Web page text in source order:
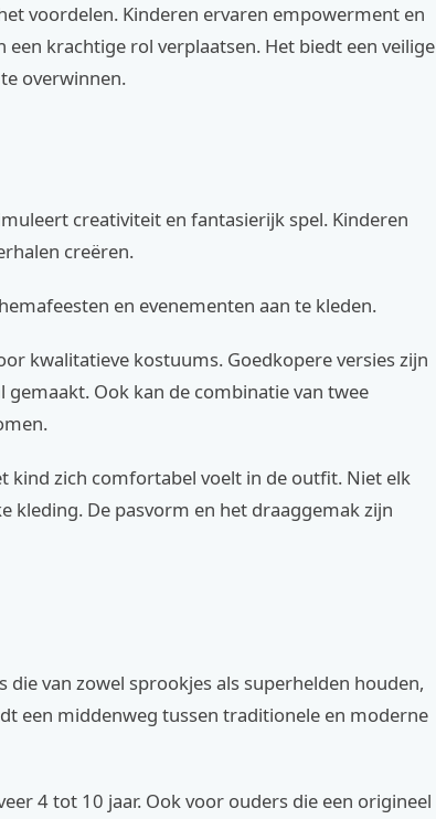
voordelen. Kinderen ervaren empowerment en
krachtige rol verplaatsen. Het biedt een veilige
overwinnen.
creativiteit en fantasierijk spel. Kinderen
creëren.
en evenementen aan te kleden.
kwalitatieve kostuums. Goedkopere versies zijn
Ook kan de combinatie van twee
kind zich comfortabel voelt in de outfit. Niet elk
kleding. De pasvorm en het draaggemak zijn
van zowel sprookjes als superhelden houden,
een middenweg tussen traditionele en moderne
4 tot 10 jaar. Ook voor ouders die een origineel